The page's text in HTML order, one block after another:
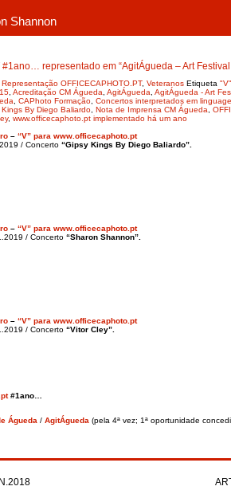
Shannon
#1ano… representado em “AgitÁgueda – Art
Representação OFFICECAPHOTO.PT, Veteranos Etiqueta "V"
Acreditação CM Águeda AgitÁgueda AgitÁgueda - Art
CAPhoto Formação Concertos interpretados em
Kings By Diego Baliardo Nota de Imprensa CM Águeda
, www.officecaphoto.pt implementado há um ano
– “V” para www.officecaphoto.pt
/ Concerto “Gipsy Kings By Diego Baliardo”.
– “V” para www.officecaphoto.pt
/ Concerto “Sharon Shannon”.
– “V” para www.officecaphoto.pt
/ Concerto “Vitor Cley”.
#1ano…
Águeda / AgitÁgueda (pela 4ª vez; 1ª oportunidade